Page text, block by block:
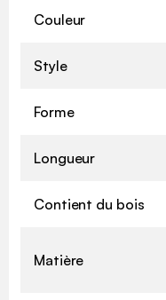
Couleur
Style
Forme
Longueur
Contient du bois
Matière